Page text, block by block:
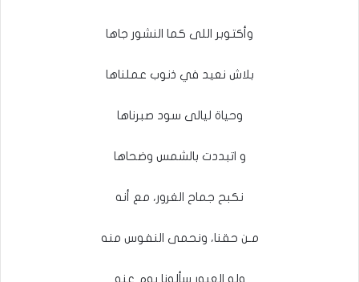
وأكتوبر اللى كما النشور جاها
بلاش نعيد في ذنوب عملناها
وحياة ليالى سود صبرناها
و اتبددت بالشمس وضحاها
نكبح جماح الغرور، مع أنه
مـن حقنا، ونحمى النفوس منه
ولو العبور سألونا يوم عنه